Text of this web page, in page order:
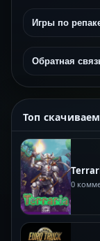
Игры по
Обратная
Топ
0